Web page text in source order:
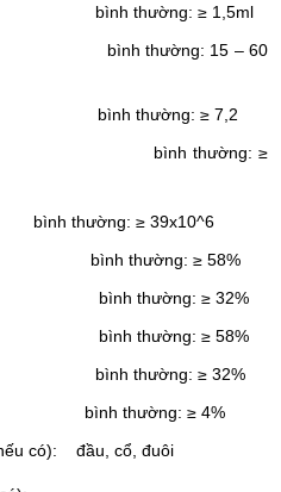
thường: ≥ 1,5ml
thường: 15 – 60
≥ 7,2
thường: ≥
thường: ≥ 39x10^6
bình thường: ≥ 58%
≥ 32%
≥ 58%
≥ 32%
bình thường: ≥ 4%
có): đầu, cổ, đuôi